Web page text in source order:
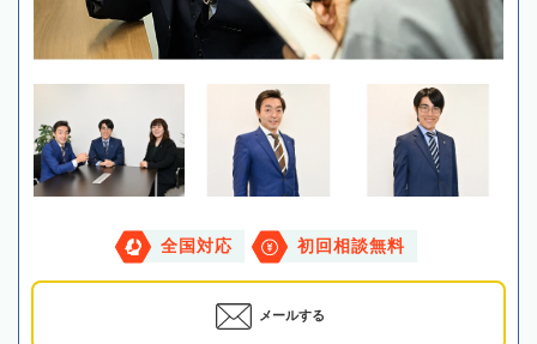
全国対応 初回相談無料
メールする